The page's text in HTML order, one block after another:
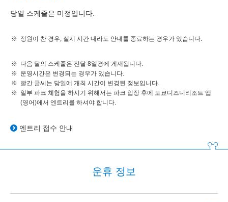
당일 스케줄은 미정입니다.
정원이 찬 경우, 실시 시간 내라도 안내를 종료하는 경우가 있습니다.
다음 달의 스케줄은 전달 8일경에 게재됩니다.
운영시간은 변경되는 경우가 있습니다.
빨간 글씨는 당일에 개최 시간이 변경된 정보입니다.
일부 파크 체험을 하시기 위해서는 파크 입장 후에 도쿄디즈니리조트 앱
(영어)에서 엔트리를 하셔야 합니다.
엔트리 접수 안내
운휴 정보